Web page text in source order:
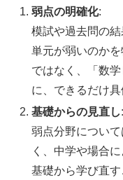
弱点の明確化:
模試や過去問の
単元が弱いのかを
ではなく、「数
に、できるだけ
基礎からの見直し:
弱点分野につい
く、中学や場合
基礎から学び直